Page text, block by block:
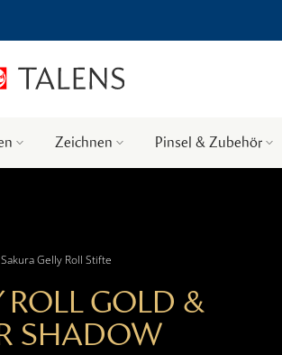
Zeichnen Pinsel & Zubehör
Sakura Gelly Roll Stifte
ROLL GOLD &
SHADOW